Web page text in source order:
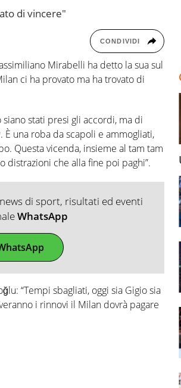
di vincere"
CONDIVIDI
Mirabelli ha detto la sua sul
ci ha provato ma ha trovato di
stati presi gli accordi, ma di
È una roba da scapoli e ammogliati,
Questa vicenda, insieme al tam tam
distrazioni che alla fine poi paghi”.
di sport, risultati ed eventi
WhatsApp
“Tempi sbagliati, oggi sia Gigio sia
i rinnovi il Milan dovrà pagare